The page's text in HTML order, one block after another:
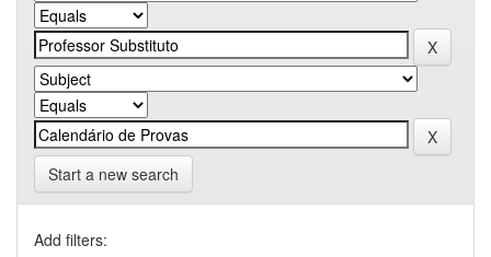
Start a new search
Add filters: